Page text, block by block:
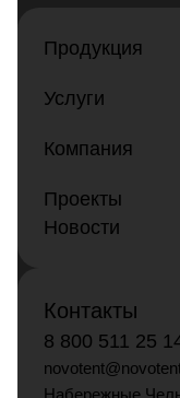
Продукция
Услуги
Компания
Проекты
Новости
Контакты
8 800 511 25
Набережные